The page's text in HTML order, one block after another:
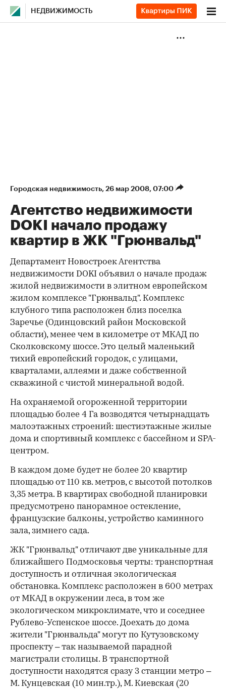
НЕДВИЖИМОСТЬ
Городская недвижимость⁠, 26 мар 2008, 07:00
Агентство недвижимости
DOKI начало продажу
квартир в ЖК "Грюнвальд"
Департамент Новостроек Агентства
недвижимости DOKI объявил о начале продаж
жилой недвижимости в элитном европейском
жилом комплексе "Грюнвальд". Комплекс
клубного типа расположен близ поселка
Заречье (Одинцовский район Московской
области), менее чем в километре от МКАД по
Сколковскому шоссе. Это целый маленький
тихий европейский городок, с улицами,
кварталами, аллеями и даже собственной
скважиной с чистой минеральной водой.
На охраняемой огороженной территории
площадью более 4 Га возводятся четырнадцать
малоэтажных строений: шестиэтажные жилые
дома и спортивный комплекс с бассейном и SPA-
центром.
В каждом доме будет не более 20 квартир
площадью от 110 кв. метров, с высотой потолков
3,35 метра. В квартирах свободной планировки
предусмотрено панорамное остекление,
французские балконы, устройство каминного
зала, зимнего сада.
ЖК "Грюнвальд" отличают две уникальные для
ближайшего Подмосковья черты: транспортная
доступность и отличная экологическая
обстановка. Комплекс расположен в 600 метрах
от МКАД в окружении леса, в том же
экологическом микроклимате, что и соседнее
Рублево-Успенское шоссе. Доехать до дома
жители "Грюнвальда" могут по Кутузовскому
проспекту – так называемой парадной
магистрали столицы. В транспортной
доступности находятся сразу 3 станции метро –
М. Кунцевская (10 мин.тр.), М. Киевская (20